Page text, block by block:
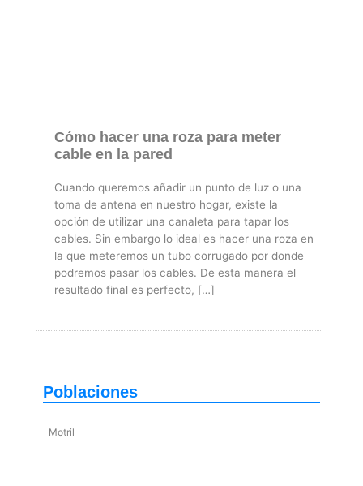
Cómo hacer una roza para meter
cable en la pared
Cuando queremos añadir un punto de luz o una
toma de antena en nuestro hogar, existe la
opción de utilizar una canaleta para tapar los
cables. Sin embargo lo ideal es hacer una roza en
la que meteremos un tubo corrugado por donde
podremos pasar los cables. De esta manera el
resultado final es perfecto, […]
Poblaciones
Motril